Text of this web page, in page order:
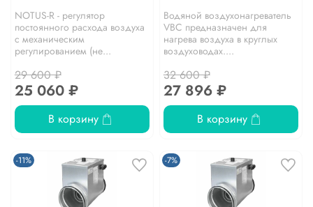
NOTUS-R - регулятор
постоянного расхода воздуха
с механическим
регулированием (не...
29 600 ₽
25 060 ₽
В корзину
Водяной воздухонагреватель
VBC предназначен для
нагрева воздуха в круглых
воздуховодах....
32 600 ₽
27 896 ₽
В корзину
-11% -7%